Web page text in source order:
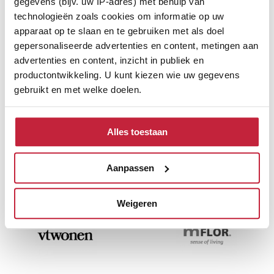
technologieën zoals cookies om informatie op uw
apparaat op te slaan en te gebruiken met als doel
gepersonaliseerde advertenties en content, metingen aan
advertenties en content, inzicht in publiek en
productontwikkeling. U kunt kiezen wie uw gegevens
gebruikt en met welke doelen.
Als u het toestaat, willen we ook graag:
Informatie verzamelen over uw geografische
locatie, die tot een paar meter nauwkeurig kan zijn
Uw apparaat identificeren door het actief te
scannen op specifieke eigenschappen (fingerprinting)
verwerkt en stel uw voorkeuren in het
U kunt uw toestemming op elk moment wijzigen of
intrekken in de Cookieverklaring.
Alles toestaan
Aanpassen
Weigeren
Ontdek de verschillende
merken